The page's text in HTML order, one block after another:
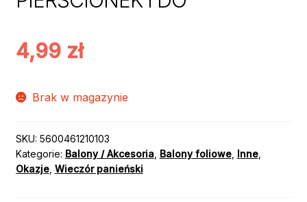
4,99 zł
Brak w magazynie
SKU: 5600461210103
Kategorie: Balony / Akcesoria, Balony foliowe, Inne,
Okazje, Wieczór panieński